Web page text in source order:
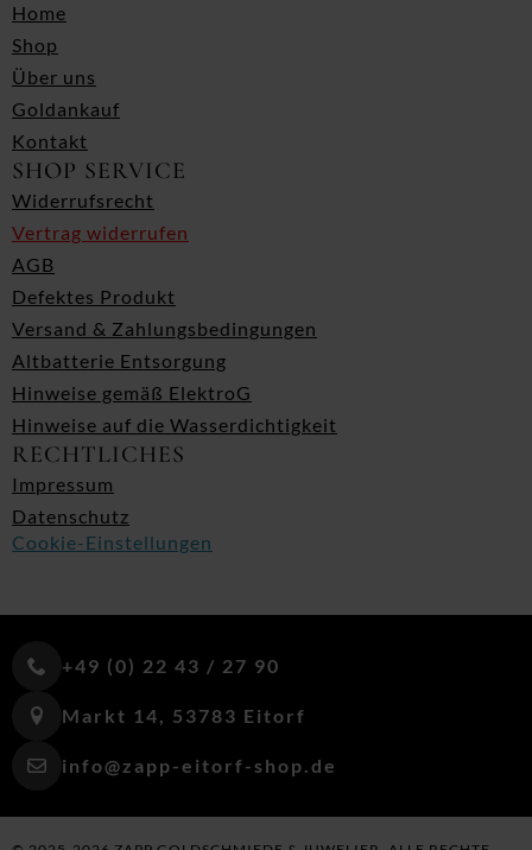
Home
Shop
Über uns
Goldankauf
Kontakt
SHOP SERVICE
Widerrufsrecht
Vertrag widerrufen
AGB
Defektes Produkt
Versand & Zahlungsbedingungen
Altbatterie Entsorgung
Hinweise gemäß ElektroG
Hinweise auf die Wasserdichtigkeit
RECHTLICHES
Impressum
Datenschutz
Cookie-Einstellungen
+49 (0) 22 43 / 27 90
Markt 14, 53783 Eitorf
info@zapp-eitorf-shop.de